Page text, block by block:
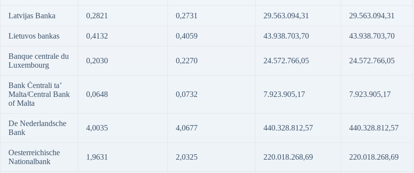
Latvijas Banka 0,2821 0,2731 29.563.094,31 29.563.094,31
Lietuvos bankas 0,4132 0,4059 43.938.703,70 43.938.703,70
Banque centrale du
Luxembourg
0,2030 0,2270 24.572.766,05 24.572.766,05
Bank Ċentrali ta’
Malta/Central Bank
of Malta
0,0648 0,0732 7.923.905,17 7.923.905,17
De Nederlandsche
Bank
4,0035 4,0677 440.328.812,57 440.328.812,57
Oesterreichische
Nationalbank
1,9631 2,0325 220.018.268,69 220.018.268,69